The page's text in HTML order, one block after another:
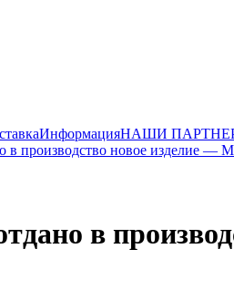
ИнформацияНАШИ
в производство новое
в